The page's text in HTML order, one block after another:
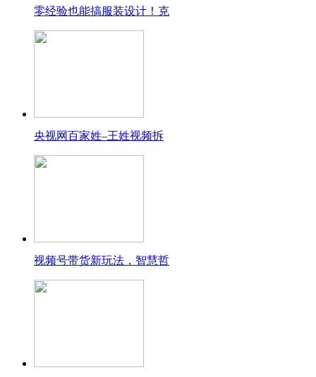
零经验也能搞服装设计！克
央视网百家姓–王姓视频拆
视频号带货新玩法，智慧哲